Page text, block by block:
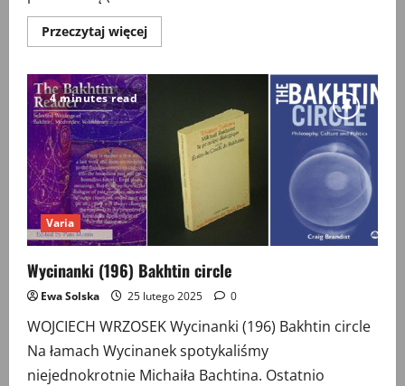
Przeczytaj więcejPrzeczytaj
więcej
4 minutes read
Varia
Wycinanki (196) Bakhtin circle
Ewa Solska 25 lutego 2025 0
WOJCIECH WRZOSEK Wycinanki (196) Bakhtin circle
Na łamach Wycinanek spotykaliśmy
niejednokrotnie Michaiła Bachtina. Ostatnio